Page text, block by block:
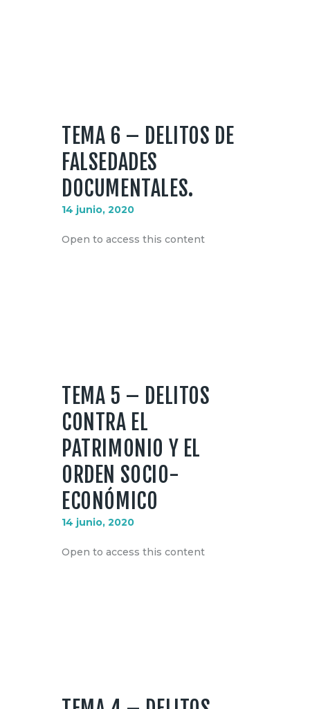
TEMA 6 – DELITOS DE
FALSEDADES
DOCUMENTALES.
14 junio, 2020
Open to access this content
TEMA 5 – DELITOS
CONTRA EL
PATRIMONIO Y EL
ORDEN SOCIO-
ECONÓMICO
14 junio, 2020
Open to access this content